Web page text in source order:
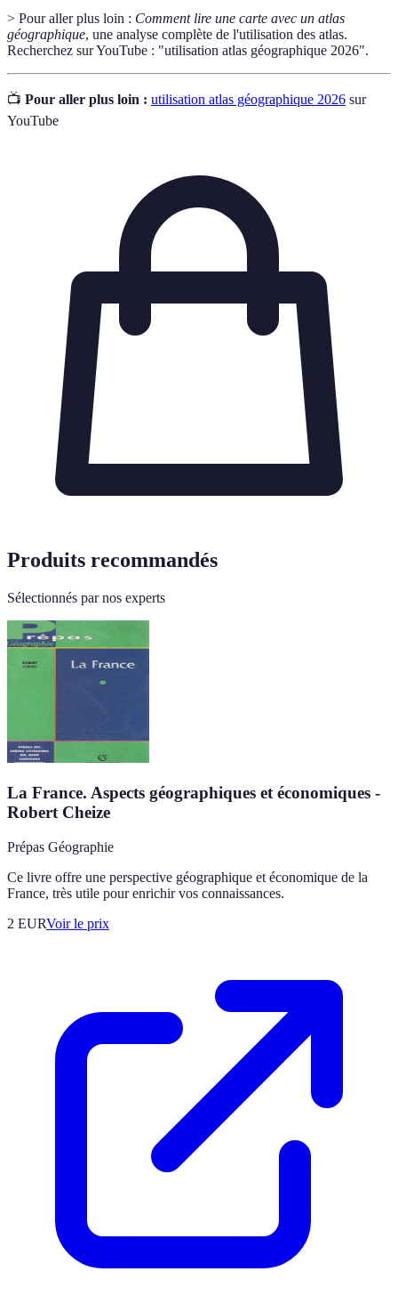
> Pour aller plus loin : Comment lire une carte avec un atlas
géographique, une analyse complète de l'utilisation des atlas.
Recherchez sur YouTube : "utilisation atlas géographique 2026".
📺 Pour aller plus loin : utilisation atlas géographique 2026 sur
YouTube
Produits recommandés
Sélectionnés par nos experts
La France. Aspects géographiques et économiques -
Robert Cheize
Prépas Géographie
Ce livre offre une perspective géographique et économique de la
France, très utile pour enrichir vos connaissances.
2 EURVoir le prix